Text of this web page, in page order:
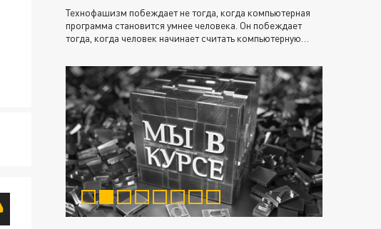
Технофашизм побеждает не тогда, когда компьютерная
программа становится умнее человека. Он побеждает
тогда, когда человек начинает считать компьютерную